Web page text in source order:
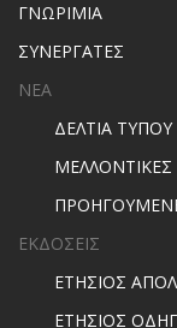
ΓΝΩΡΙΜΙΑ
ΣΥΝΕΡΓΑΤΕΣ
ΝΕΑ
ΔΕΛΤΙΑ ΤΥΠΟΥ
ΜΕΛΛΟΝΤΙΚΕΣ
ΕΚΔΟΣΕΙΣ
ΕΤΗΣΙΟΣ
ΕΤΗΣΙΟΣ